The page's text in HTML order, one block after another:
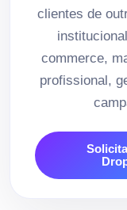
clientes de
commerce,
profissional,